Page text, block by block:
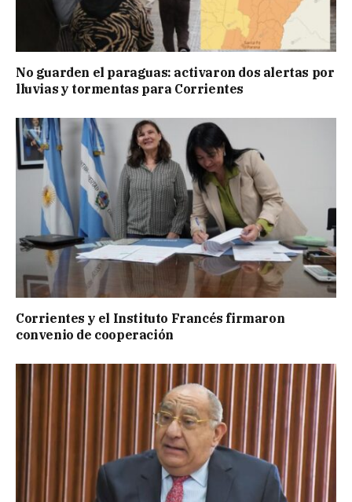
No guarden el paraguas: activaron dos alertas por
lluvias y tormentas para Corrientes
Corrientes y el Instituto Francés firmaron
convenio de cooperación